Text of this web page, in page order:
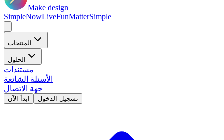
Make design
SimpleNowLiveFunMatterSimple
المنتجات
الحلول
مستندات
الأسئلة الشائعة
جهة الاتصال
ابدأ الآن تسجيل الدخول